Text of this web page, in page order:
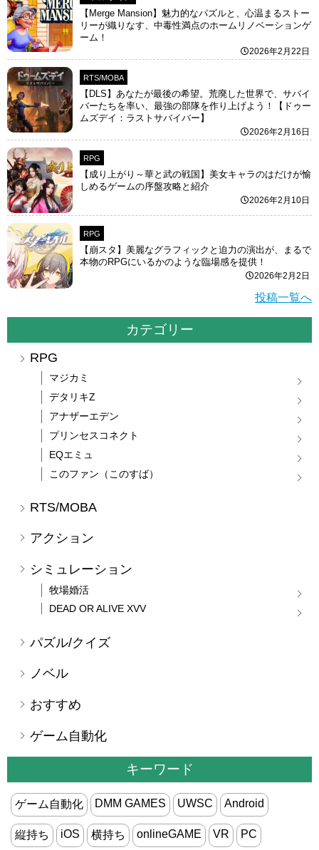
【Merge Mansion】魅力的なパズルと、心温まるストー
リーが織りなす、中毒性満点のホームリノベーションゲ
ーム！
2026年2月22日
RTS/MOBA
【DLS】あなたが最後の希望。荒廃した世界で、サバイ
バーたちを率い、最強の部隊を作り上げよう！【ドゥー
ムズデイ：ラストサバイバー】
2026年2月16日
RPG
【成り上がり～華と武の戦国】美女キャラのはだけが愉
しめるゲームの序盤攻略と紹介
2026年2月10日
RPG
【崩スタ】美麗なグラフィックと迫力の演出が、まるで
本物のRPGにいるかのような臨場感を提供！
2026年2月2日
投稿一覧へ
カテゴリー
RPG
マジカミ
デタリキZ
アナザーエデン
プリンセスコネクト
EQエミュ
このファン（このすば）
RTS/MOBA
アクション
シミュレーション
牧場婚活
DEAD OR ALIVE XVV
パズル/クイズ
ノベル
おすすめ
ゲーム自動化
キーワード
ゲーム自動化 DMM GAMES UWSC Android
縦持ち iOS 横持ち onlineGAME VR PC